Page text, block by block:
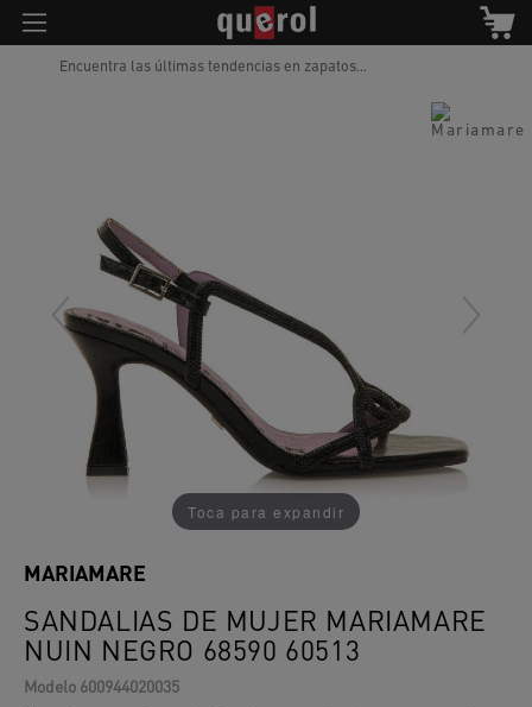
Encuentra las últimas tendencias en zapatos...
Toca para expandir
SANDALIAS DE MUJER MARIAMARE
NUIN NEGRO 68590 60513
MARIAMARE
Modelo 600944020035